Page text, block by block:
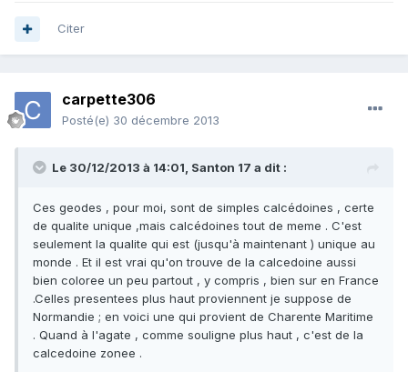
Citer
carpette306
Posté(e) 30 décembre 2013
Le 30/12/2013 à 14:01, Santon 17 a dit :
Ces geodes , pour moi, sont de simples calcédoines , certe
de qualite unique ,mais calcédoines tout de meme . C'est
seulement la qualite qui est (jusqu'à maintenant ) unique au
monde . Et il est vrai qu'on trouve de la calcedoine aussi
bien coloree un peu partout , y compris , bien sur en France
.Celles presentees plus haut proviennent je suppose de
Normandie ; en voici une qui provient de Charente Maritime
. Quand à l'agate , comme souligne plus haut , c'est de la
calcedoine zonee .